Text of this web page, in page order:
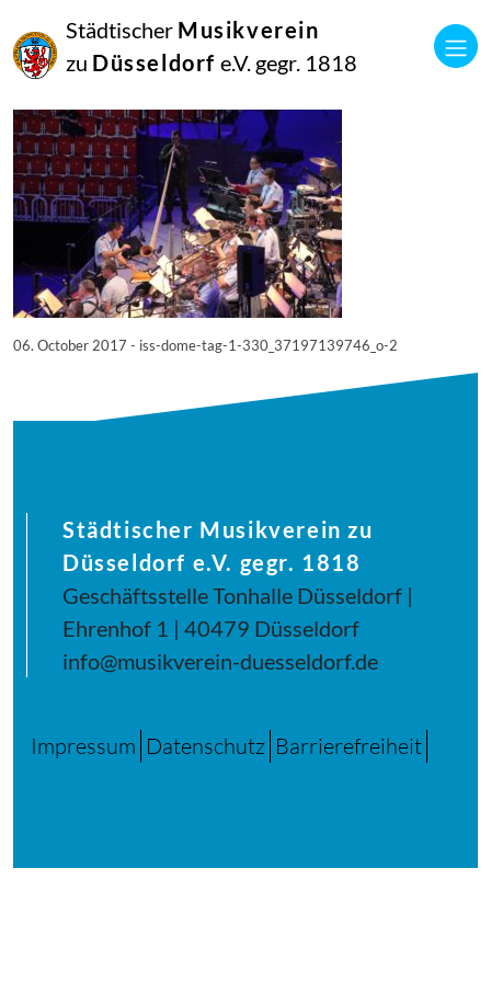
Städtischer Musikverein
zu Düsseldorf e.V. gegr. 1818
Oktober
2017
Netkotec
06. October 2017 - iss-dome-tag-1-330_37197139746_o-2
Städtischer Musikverein zu
Düsseldorf e.V. gegr. 1818
Geschäftsstelle Tonhalle Düsseldorf |
Ehrenhof 1 | 40479 Düsseldorf
info@musikverein-duesseldorf.de
Impressum Datenschutz Barrierefreiheit